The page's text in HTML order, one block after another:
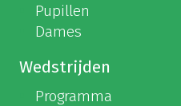
Pupillen
Dames
Wedstrijden
Programma